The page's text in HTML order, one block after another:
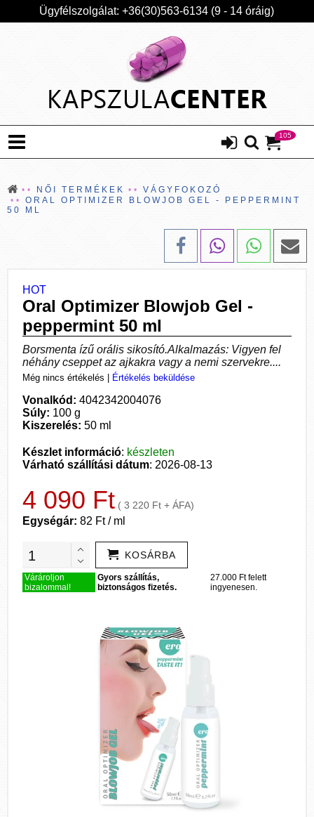
Ügyfélszolgálat: +36(30)563-6134 (9 - 14 óráig)
105
NŐI TERMÉKEK
VÁGYFOKOZÓ
ORAL OPTIMIZER BLOWJOB GEL - PEPPERMINT
50 ML
HOT
Oral Optimizer Blowjob Gel -
peppermint 50 ml
Borsmenta ízű orális sikosító.Alkalmazás: Vigyen fel
néhány cseppet az ajkakra vagy a nemi szervekre....
Még nincs értékelés Értékelés beküldése
Vonalkód: 4042342004076
Súly: 100 g
Kiszerelés: 50 ml
Készlet információ: készleten
Várható szállítási dátum: 2026-08-13
4 090 Ft ( 3 220 Ft + ÁFA)
Egységár: 82 Ft / ml
KOSÁRBA
Várároljon
bizalommal!
Gyors szállítás,
biztonságos fizetés.
27.000 Ft felett
ingyenesen.